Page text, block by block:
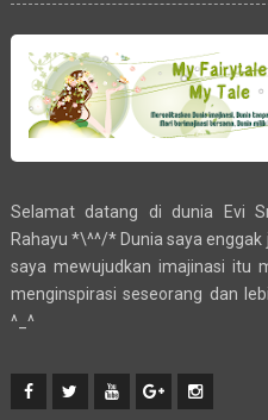
Selamat datang di dunia Evi
Rahayu *\^^/* Dunia saya
saya mewujudkan imajinasi itu
menginspirasi seseorang dan
^_^